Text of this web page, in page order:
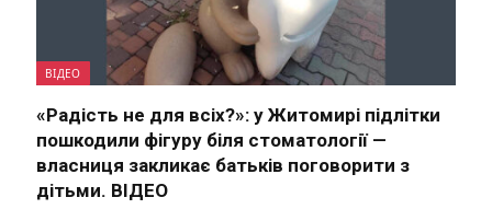
ВІДЕО
«Радість не для всіх?»: у Житомирі підлітки
пошкодили фігуру біля стоматології —
власниця закликає батьків поговорити з
дітьми. ВІДЕО